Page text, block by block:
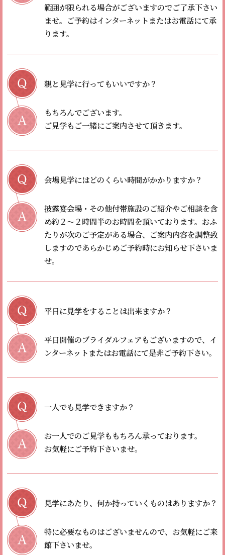
範囲が限られる場合がございますのでご了承下さい
ませ。 ご予約はインターネットまたはお電話にて承
ります。
親と見学に行ってもいいですか？
もちろんでございます。
ご見学もご一緒にご案内させて頂きます。
会場見学にはどのくらい時間がかかりますか？
披露宴会場・その他付帯施設のご紹介やご相談を含
め約２〜２時間半のお時間を頂いております。 おふ
たりが次のご予定がある場合、ご案内内容を調整致
しますのであらかじめご予約時にお知らせ下さいま
せ。
平日に見学をすることは出来ますか？
平日開催のブライダルフェアもございますので、イ
ンターネットまたはお電話にて是非ご予約下さい。
一人でも見学できますか？
お一人でのご見学ももちろん承っております。
お気軽にご予約下さいませ。
見学にあたり、何か持っていくものはありますか？
特に必要なものはございませんので、お気軽にご来
館下さいませ。